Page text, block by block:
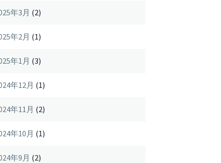
年3月 (2)
年2月 (1)
年1月 (3)
年12月 (1)
年11月 (2)
年10月 (1)
年9月 (2)